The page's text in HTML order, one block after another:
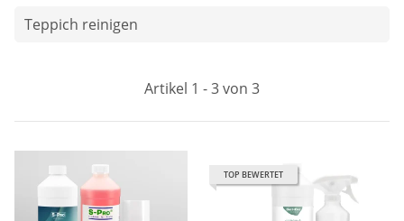
Teppich reinigen
Artikel 1 - 3 von 3
TOP BEWERTET